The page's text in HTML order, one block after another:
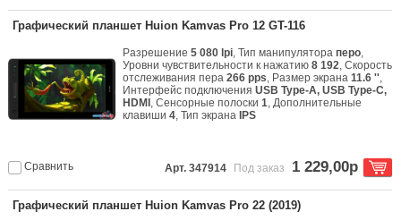
Графический планшет Huion Kamvas Pro 12 GT-116
Разрешение5 080 lpi, Тип манипулятораперо,
Уровни чувствительности к нажатию8 192, Скорость
отслеживания пера266 pps, Размер экрана11.6 '',
Интерфейс подключенияUSB Type-A, USB Type-C,
HDMI , Сенсорные полоски1, Дополнительные
клавиши4, Тип экрана IPS
Сравнить Арт. 347914 Под заказ 1 229,00р
Графический планшет Huion Kamvas Pro 22 (2019)